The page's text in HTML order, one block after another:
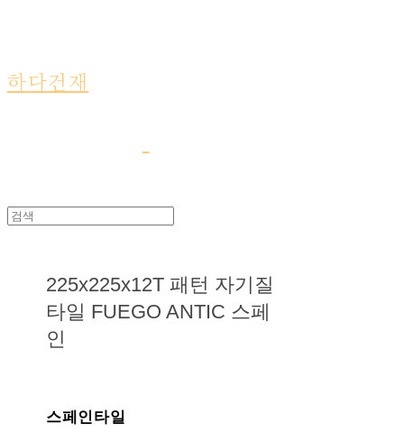
하다건재
225x225x12T 패턴 자기질
타일 FUEGO ANTIC 스페
인
스페인타일